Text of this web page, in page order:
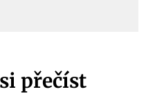
přečíst